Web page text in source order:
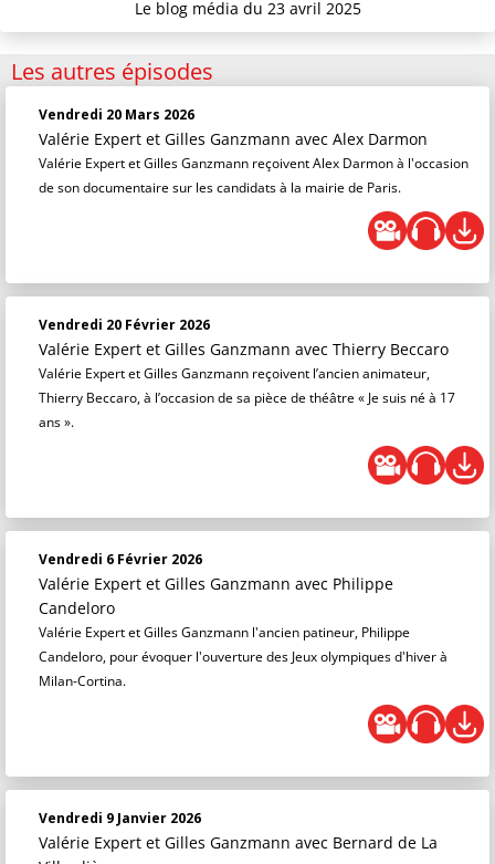
Le blog média du 23 avril 2025
Les autres épisodes
Vendredi 20 Mars 2026
Valérie Expert et Gilles Ganzmann avec Alex Darmon
Valérie Expert et Gilles Ganzmann reçoivent Alex Darmon à l'occasion
de son documentaire sur les candidats à la mairie de Paris.
Vendredi 20 Février 2026
Valérie Expert et Gilles Ganzmann avec Thierry Beccaro
Valérie Expert et Gilles Ganzmann reçoivent l’ancien animateur,
Thierry Beccaro, à l’occasion de sa pièce de théâtre « Je suis né à 17
ans ».
Vendredi 6 Février 2026
Valérie Expert et Gilles Ganzmann avec Philippe
Candeloro
Valérie Expert et Gilles Ganzmann l'ancien patineur, Philippe
Candeloro, pour évoquer l'ouverture des Jeux olympiques d'hiver à
Milan-Cortina.
Vendredi 9 Janvier 2026
Valérie Expert et Gilles Ganzmann avec Bernard de La